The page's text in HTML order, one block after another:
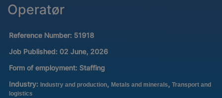
Operatør
Reference Number: 51918
Job Published: 02 June, 2026
Form of employment: Staffing
Industry: Industry and production, Metals and minerals, Transport and
logistics